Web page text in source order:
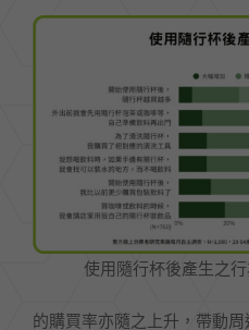
使用隨行杯後產生之
的購買率亦隨之上升，帶動周